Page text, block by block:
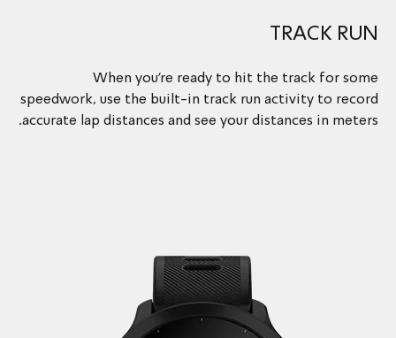
TRACK RUN
When you’re ready to hit the track for some
speedwork, use the built-in track run activity to record
accurate lap distances and see your distances in meters.